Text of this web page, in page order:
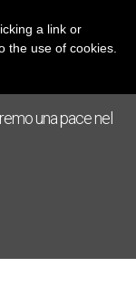
una pace nel
a link or
the use of cookies.